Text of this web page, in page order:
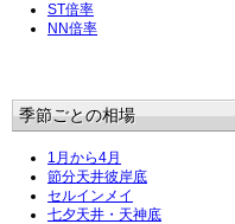
ST倍率
NN倍率
季節ごとの相場
1月から4月
節分天井彼岸底
セルインメイ
七夕天井・天神底